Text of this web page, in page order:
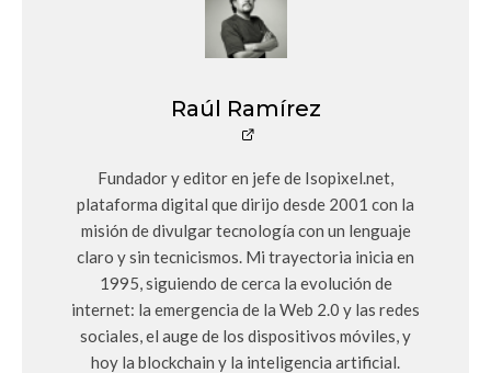
Raúl Ramírez
Fundador y editor en jefe de Isopixel.net,
plataforma digital que dirijo desde 2001 con la
misión de divulgar tecnología con un lenguaje
claro y sin tecnicismos. Mi trayectoria inicia en
1995, siguiendo de cerca la evolución de
internet: la emergencia de la Web 2.0 y las redes
sociales, el auge de los dispositivos móviles, y
hoy la blockchain y la inteligencia artificial.